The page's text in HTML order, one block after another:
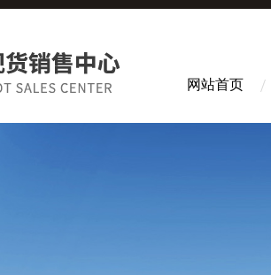
网站首页